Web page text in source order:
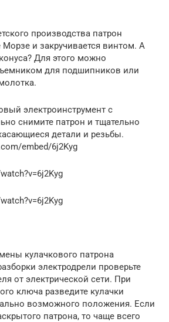
производства патрон
Морзе и закручивается винтом. А
Для этого можно
для подшипников или
электроинструмент с
снимите патрон и тщательно
детали и резьбы.
embed/6j2Kyg
кулачкового патрона
электродрели проверьте
от электрической сети. При
ключа разведите кулачки
возможного положения. Если
патрона, то чаще всего